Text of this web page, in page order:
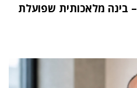
"העתיד הוא Physical AI – בינה מלאכותית שפועלת